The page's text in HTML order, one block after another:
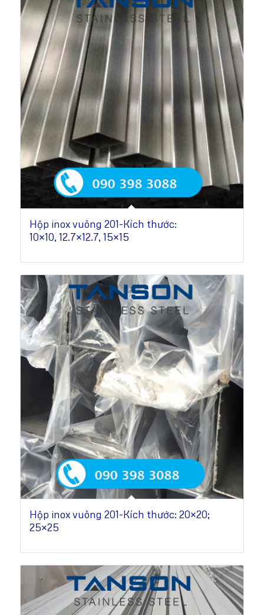
Hộp inox vuông 201-Kích thước:
10×10, 12.7×12.7, 15×15
Hộp inox vuông 201-Kích thước: 20×20;
25×25